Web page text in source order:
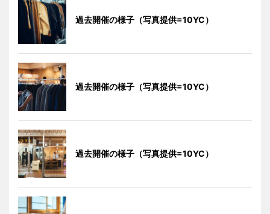
過去開催の様子（写真提供=10YC）
過去開催の様子（写真提供=10YC）
過去開催の様子（写真提供=10YC）